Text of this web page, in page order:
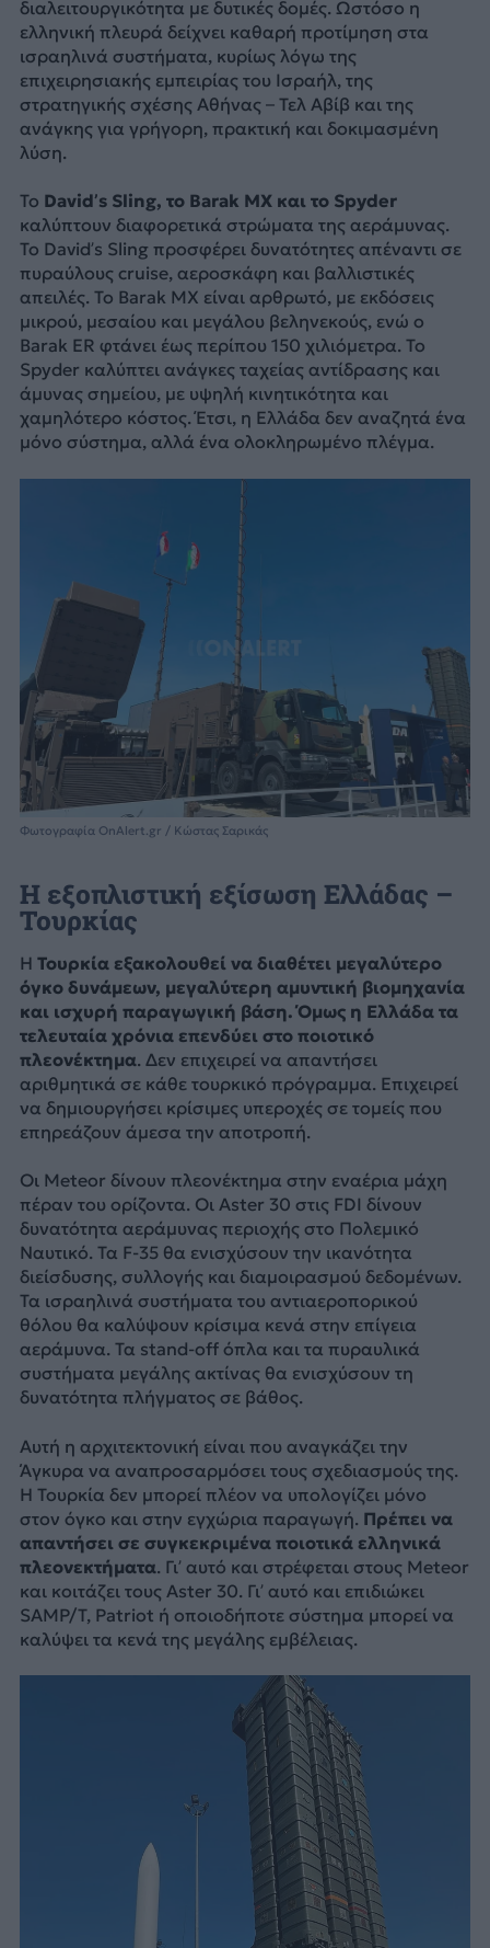
διαλειτουργικότητα με δυτικές δομές. Ωστόσο η
ελληνική πλευρά δείχνει καθαρή προτίμηση στα
ισραηλινά συστήματα, κυρίως λόγω της
επιχειρησιακής εμπειρίας του Ισραήλ, της
στρατηγικής σχέσης Αθήνας – Τελ Αβίβ και της
ανάγκης για γρήγορη, πρακτική και δοκιμασμένη
λύση.
Το David’s Sling, το Barak MX και το Spyder
καλύπτουν διαφορετικά στρώματα της αεράμυνας.
Το David’s Sling προσφέρει δυνατότητες απέναντι σε
πυραύλους cruise, αεροσκάφη και βαλλιστικές
απειλές. Το Barak MX είναι αρθρωτό, με εκδόσεις
μικρού, μεσαίου και μεγάλου βεληνεκούς, ενώ ο
Barak ER φτάνει έως περίπου 150 χιλιόμετρα. Το
Spyder καλύπτει ανάγκες ταχείας αντίδρασης και
άμυνας σημείου, με υψηλή κινητικότητα και
χαμηλότερο κόστος. Έτσι, η Ελλάδα δεν αναζητά ένα
μόνο σύστημα, αλλά ένα ολοκληρωμένο πλέγμα.
Φωτογραφία OnAlert.gr / Κώστας Σαρικάς
Η εξοπλιστική εξίσωση Ελλάδας –
Τουρκίας
Η Τουρκία εξακολουθεί να διαθέτει μεγαλύτερο
όγκο δυνάμεων, μεγαλύτερη αμυντική βιομηχανία
και ισχυρή παραγωγική βάση. Όμως η Ελλάδα τα
τελευταία χρόνια επενδύει στο ποιοτικό
πλεονέκτημα. Δεν επιχειρεί να απαντήσει
αριθμητικά σε κάθε τουρκικό πρόγραμμα. Επιχειρεί
να δημιουργήσει κρίσιμες υπεροχές σε τομείς που
επηρεάζουν άμεσα την αποτροπή.
Οι Meteor δίνουν πλεονέκτημα στην εναέρια μάχη
πέραν του ορίζοντα. Οι Aster 30 στις FDI δίνουν
δυνατότητα αεράμυνας περιοχής στο Πολεμικό
Ναυτικό. Τα F-35 θα ενισχύσουν την ικανότητα
διείσδυσης, συλλογής και διαμοιρασμού δεδομένων.
Τα ισραηλινά συστήματα του αντιαεροπορικού
θόλου θα καλύψουν κρίσιμα κενά στην επίγεια
αεράμυνα. Τα stand-off όπλα και τα πυραυλικά
συστήματα μεγάλης ακτίνας θα ενισχύσουν τη
δυνατότητα πλήγματος σε βάθος.
Αυτή η αρχιτεκτονική είναι που αναγκάζει την
Άγκυρα να αναπροσαρμόσει τους σχεδιασμούς της.
Η Τουρκία δεν μπορεί πλέον να υπολογίζει μόνο
στον όγκο και στην εγχώρια παραγωγή. Πρέπει να
απαντήσει σε συγκεκριμένα ποιοτικά ελληνικά
πλεονεκτήματα. Γι’ αυτό και στρέφεται στους Meteor
και κοιτάζει τους Aster 30. Γι’ αυτό και επιδιώκει
SAMP/T, Patriot ή οποιοδήποτε σύστημα μπορεί να
καλύψει τα κενά της μεγάλης εμβέλειας.